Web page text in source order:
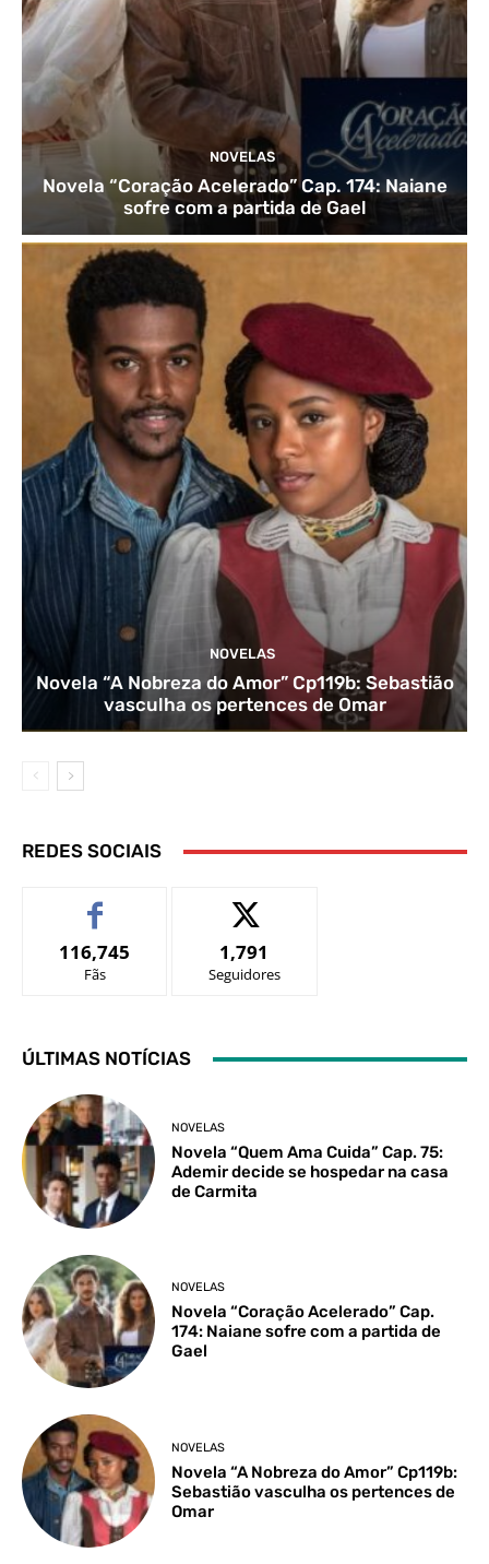
NOVELAS
Novela “Coração Acelerado” Cap. 174: Naiane
sofre com a partida de Gael
NOVELAS
Novela “A Nobreza do Amor” Cp119b: Sebastião
vasculha os pertences de Omar
REDES SOCIAIS
116,745
Fãs
1,791
Seguidores
ÚLTIMAS NOTÍCIAS
NOVELAS
Novela “Quem Ama Cuida” Cap. 75:
Ademir decide se hospedar na casa
de Carmita
NOVELAS
Novela “Coração Acelerado” Cap.
174: Naiane sofre com a partida de
Gael
NOVELAS
Novela “A Nobreza do Amor” Cp119b:
Sebastião vasculha os pertences de
Omar